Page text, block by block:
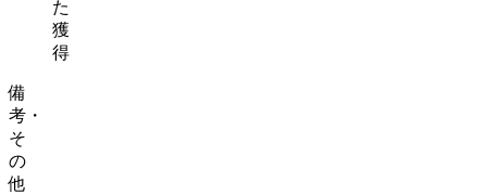
た
獲
得
備
考・
そ
の
他